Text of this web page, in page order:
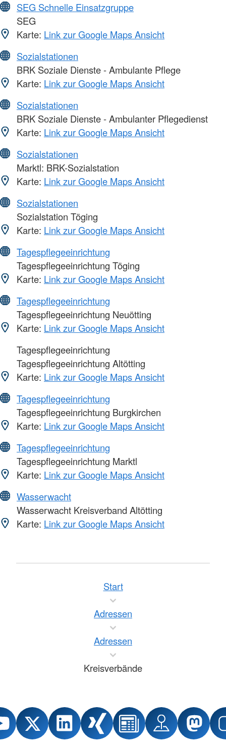
SEG Schnelle Einsatzgruppe
SEG
Karte: Link zur Google Maps Ansicht
Sozialstationen
BRK Soziale Dienste - Ambulante Pflege
Karte: Link zur Google Maps Ansicht
Sozialstationen
BRK Soziale Dienste - Ambulanter Pflegedienst
Karte: Link zur Google Maps Ansicht
Sozialstationen
Marktl: BRK-Sozialstation
Karte: Link zur Google Maps Ansicht
Sozialstationen
Sozialstation Töging
Karte: Link zur Google Maps Ansicht
Tagespflegeeinrichtung
Tagespflegeeinrichtung Töging
Karte: Link zur Google Maps Ansicht
Tagespflegeeinrichtung
Tagespflegeeinrichtung Neuötting
Karte: Link zur Google Maps Ansicht
Tagespflegeeinrichtung
Tagespflegeeinrichtung Altötting
Karte: Link zur Google Maps Ansicht
Tagespflegeeinrichtung
Tagespflegeeinrichtung Burgkirchen
Karte: Link zur Google Maps Ansicht
Tagespflegeeinrichtung
Tagespflegeeinrichtung Marktl
Karte: Link zur Google Maps Ansicht
Wasserwacht
Wasserwacht Kreisverband Altötting
Karte: Link zur Google Maps Ansicht
Start
Adressen
Adressen
Kreisverbände